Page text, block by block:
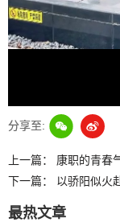
分享至:
上一篇： 康职的青春
下一篇： 以骄阳似火
最热文章